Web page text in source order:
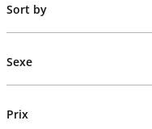
Sort by
Sexe
Prix